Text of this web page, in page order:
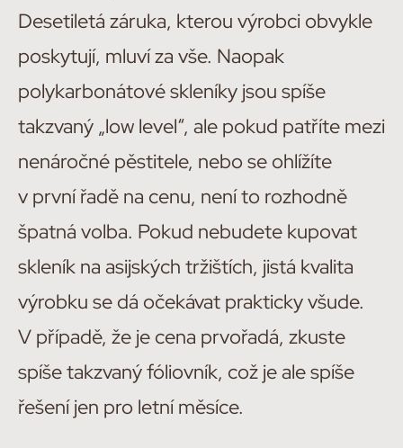
Desetiletá záruka, kterou výrobci obvykle
poskytují, mluví za vše. Naopak
polykarbonátové skleníky jsou spíše
takzvaný „low level“, ale pokud patříte mezi
nenáročné pěstitele, nebo se ohlížíte
v první řadě na cenu, není to rozhodně
špatná volba. Pokud nebudete kupovat
skleník na asijských tržištích, jistá kvalita
výrobku se dá očekávat prakticky všude.
V případě, že je cena prvořadá, zkuste
spíše takzvaný fóliovník, což je ale spíše
řešení jen pro letní měsíce.